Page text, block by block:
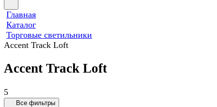
Главная
Каталог
Торговые светильники
Accent Track Loft
Accent Track Loft
5
Все фильтры